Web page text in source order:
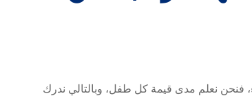
فنحن نعلم مدى قيمة كل طفل، وبالتالي ندرك